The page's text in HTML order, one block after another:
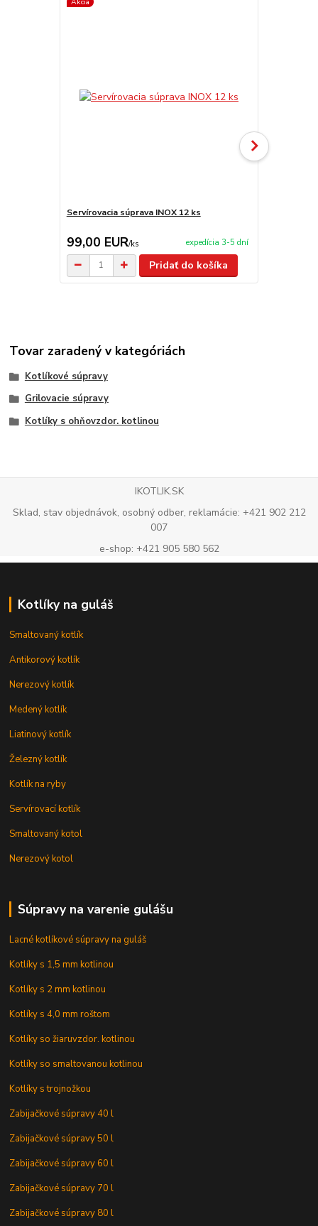
Servírovacia súprava INOX 12 ks
99,00 EUR/ks expedícia 3-5 dní
Pridať do košíka
Tovar zaradený v kategóriách
Kotlíkové súpravy
Grilovacie súpravy
Kotlíky s ohňovzdor. kotlinou
IKOTLIK.SK
Sklad, stav objednávok, osobný odber, reklamácie: +421 902 212
007
e-shop: +421 905 580 562
Kotlíky na guláš
Smaltovaný kotlík
Antikorový kotlík
Nerezový kotlík
Medený kotlík
Liatinový kotlík
Železný kotlík
Kotlík na ryby
Servírovací kotlík
Smaltovaný kotol
Nerezový kotol
Súpravy na varenie gulášu
Lacné kotlíkové súpravy na guláš
Kotlíky s 1,5 mm kotlinou
Kotlíky s 2 mm kotlinou
Kotlíky s 4,0 mm roštom
Kotlíky so žiaruvzdor. kotlinou
Kotlíky so smaltovanou kotlinou
Kotlíky s trojnožkou
Zabijačkové súpravy 40 l
Zabijačkové súpravy 50 l
Zabijačkové súpravy 60 l
Zabijačkové súpravy 70 l
Zabijačkové súpravy 80 l